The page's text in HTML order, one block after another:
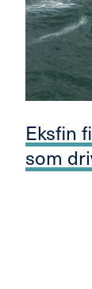
Eksfin
som